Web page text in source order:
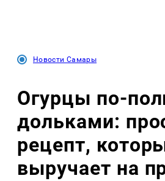
Новости Самары
Огурцы
дольками:
рецепт,
выручает на